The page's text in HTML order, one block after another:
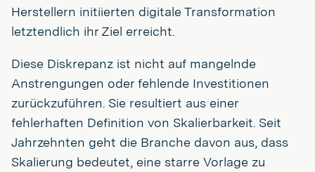
Herstellern initiierten digitale Transformation
letztendlich ihr Ziel erreicht.
Diese Diskrepanz ist nicht auf mangelnde
Anstrengungen oder fehlende Investitionen
zurückzuführen. Sie resultiert aus einer
fehlerhaften Definition von Skalierbarkeit. Seit
Jahrzehnten geht die Branche davon aus, dass
Skalierung bedeutet, eine starre Vorlage zu